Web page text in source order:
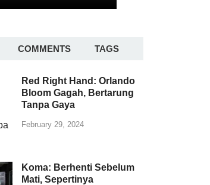
COMMENTS TAGS
Red Right Hand: Orlando
Bloom Gagah, Bertarung
Tanpa Gaya
February 29, 2024
Koma: Berhenti Sebelum
Mati, Sepertinya